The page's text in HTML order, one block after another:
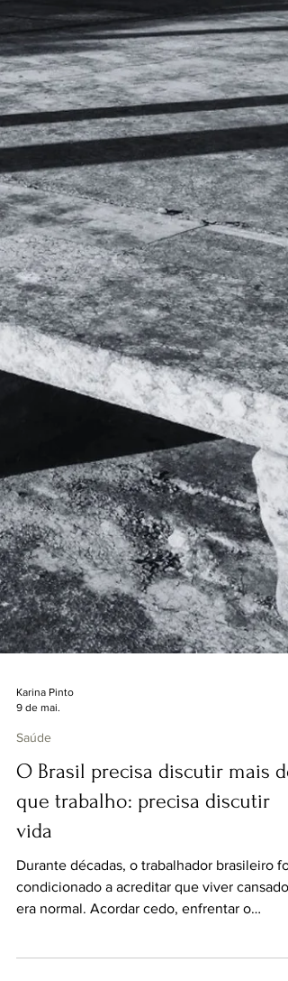
9 de mai.
Saúde
O Brasil precisa discutir mais do
que trabalho: precisa discutir
vida